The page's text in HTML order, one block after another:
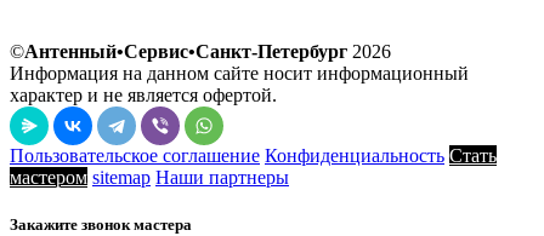
©Антенный•Сервис•Санкт-Петербург 2026
Информация на данном сайте носит информационный
характер и не является офертой.
Пользовательское соглашение Конфиденциальность Стать
мастером sitemap Наши партнеры
Закажите звонок мастера